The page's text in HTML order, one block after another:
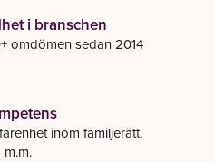
i branschen
omdömen sedan 2014
inom familjerätt,